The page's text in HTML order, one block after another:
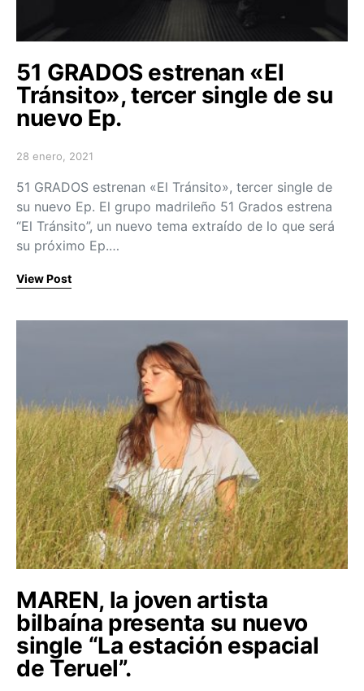
51 GRADOS estrenan «El
Tránsito», tercer single de su
nuevo Ep.
Posted on
28 enero, 2021
51 GRADOS estrenan «El Tránsito», tercer single de
su nuevo Ep. El grupo madrileño 51 Grados estrena
“El Tránsito”, un nuevo tema extraído de lo que será
su próximo Ep.…
View Post
MAREN, la joven artista
bilbaína presenta su nuevo
single “La estación espacial
de Teruel”.